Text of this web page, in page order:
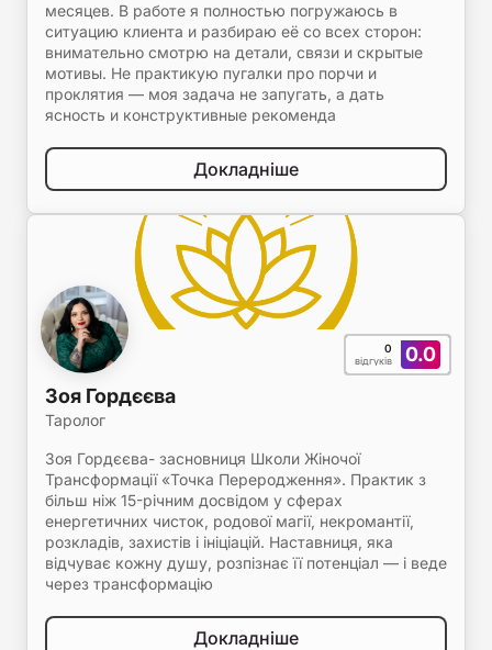
месяцев. В работе я полностью погружаюсь в
ситуацию клиента и разбираю её со всех сторон:
внимательно смотрю на детали, связи и скрытые
мотивы. Не практикую пугалки про порчи и
проклятия — моя задача не запугать, а дать
ясность и конструктивные рекоменда
Докладніше
0.0
0
відгуків
Зоя Гордєєва
Таролог
Зоя Гордєєва- засновниця Школи Жіночої
Трансформації «Точка Переродження». Практик з
більш ніж 15-річним досвідом у сферах
енергетичних чисток, родової магії, некромантії,
розкладів, захистів і ініціацій. Наставниця, яка
відчуває кожну душу, розпізнає її потенціал — і веде
через трансформацію
Докладніше